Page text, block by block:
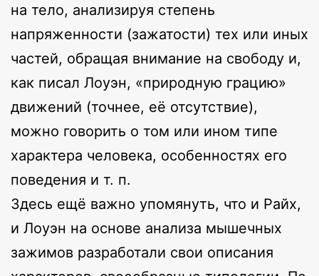
на тело, анализируя степень
напряженности (зажатости) тех или иных
частей, обращая внимание на свободу и,
как писал Лоуэн, «природную грацию»
движений (точнее, её отсутствие),
можно говорить о том или ином типе
характера человека, особенностях его
поведения и т. п.
Здесь ещё важно упомянуть, что и Райх,
и Лоуэн на основе анализа мышечных
зажимов разработали свои описания